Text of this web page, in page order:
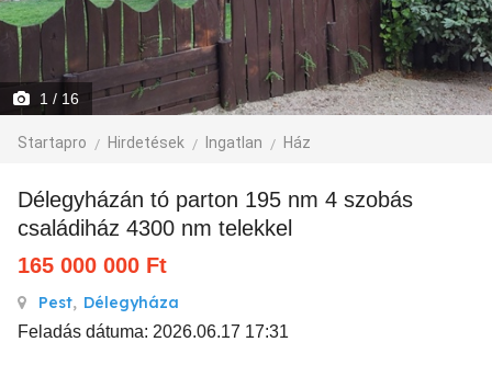
1 / 16
Startapro Hirdetések Ingatlan Ház
Délegyházán tó parton 195 nm 4 szobás
családiház 4300 nm telekkel
165 000 000 Ft
Pest, Délegyháza
Feladás dátuma: 2026.06.17 17:31